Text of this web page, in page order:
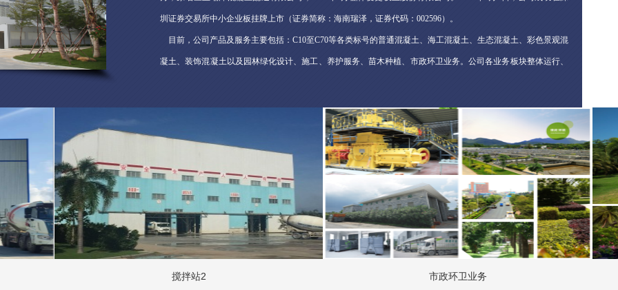
圳证券交易所中小企业板挂牌上市（证券简称：海南瑞泽，证券代码：002596）。
目前，公司产品及服务主要包括：C10至C70等各类标号的普通混凝土、海工混凝土、生态混凝土、彩色景观混
凝土、装饰混凝土以及园林绿化设计、施工、养护服务、苗木种植、市政环卫业务。公司各业务板块整体运行、
企业”、“诚信纳税企业”、“纳税信用A级企业”、“海南省公益事业突出贡献奖”、“海南省‘十二五’创新发展领军企
业”、“第七届海南省优秀企业”、 “中国混凝土优秀企业”、 “质量守信A级企业”、“中国园林绿化AAA级信用企
业”等荣誉称号。
未来，公司将持续借助海南自由贸易港、粤港澳大湾区建设等的政策红利，优化建材板块资产和产品结
构，重点专注商品混凝土业务，关注海南省内相关重大项目的进展并努力争取业务，大力发展装配式建筑业务；
积极整合园林绿化板块的有效业务及相关资产；结合智能环卫、智慧城市等数字化城市管理手段，积极拓展市政
环卫及生态环保业务。
搅拌站2 市政环卫业务